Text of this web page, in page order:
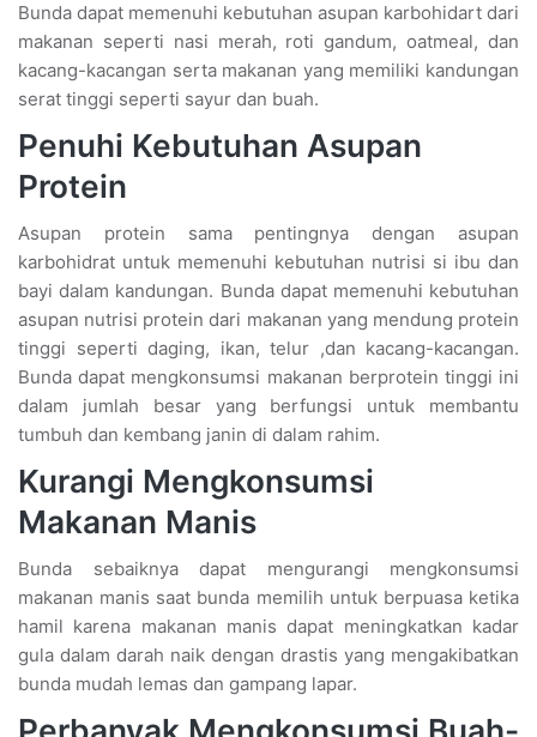
Bunda dapat memenuhi kebutuhan asupan karbohidart dari
makanan seperti nasi merah, roti gandum, oatmeal, dan
kacang-kacangan serta makanan yang memiliki kandungan
serat tinggi seperti sayur dan buah.
Penuhi Kebutuhan Asupan
Protein
Asupan protein sama pentingnya dengan asupan
karbohidrat untuk memenuhi kebutuhan nutrisi si ibu dan
bayi dalam kandungan. Bunda dapat memenuhi kebutuhan
asupan nutrisi protein dari makanan yang mendung protein
tinggi seperti daging, ikan, telur ,dan kacang-kacangan.
Bunda dapat mengkonsumsi makanan berprotein tinggi ini
dalam jumlah besar yang berfungsi untuk membantu
tumbuh dan kembang janin di dalam rahim.
Kurangi Mengkonsumsi
Makanan Manis
Bunda sebaiknya dapat mengurangi mengkonsumsi
makanan manis saat bunda memilih untuk berpuasa ketika
hamil karena makanan manis dapat meningkatkan kadar
gula dalam darah naik dengan drastis yang mengakibatkan
bunda mudah lemas dan gampang lapar.